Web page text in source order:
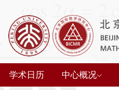
学术日历 中心概况